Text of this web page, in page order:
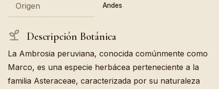
Origen Andes
Descripción Botánica
La Ambrosia peruviana, conocida comúnmente como
Marco, es una especie herbácea perteneciente a la
familia Asteraceae, caracterizada por su naturaleza